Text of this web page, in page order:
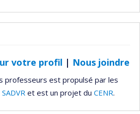
votre profil | Nous joindre
professeurs est propulsé par les
SADVR et est un projet du CENR.